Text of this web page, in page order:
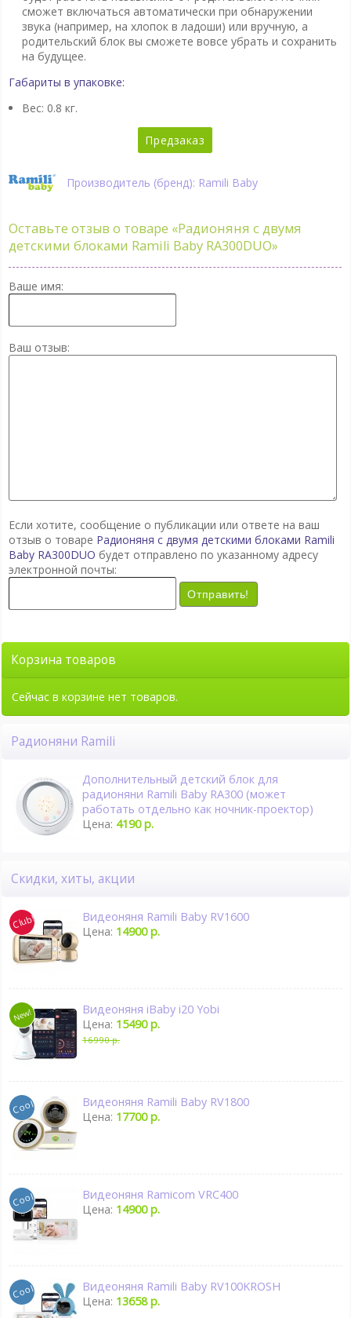
сможет включаться автоматически при обнаружении
звука (например, на хлопок в ладоши) или вручную, а
родительский блок вы сможете вовсе убрать и сохранить
на будущее.
Габариты в упаковке:
Вес: 0.8 кг.
Предзаказ
Производитель (бренд): Ramili Baby
Оставьте отзыв о товаре «Радионяня с двумя
детскими блоками Ramili Baby RA300DUO»
Ваше имя:
Ваш отзыв:
Если хотите, сообщение о публикации или ответе на ваш
отзыв о товаре Радионяня с двумя детскими блоками Ramili
Baby RA300DUO будет отправлено по указанному адресу
электронной почты:
Отправить!
Корзина товаров
Сейчас в корзине нет товаров.
Радионяни Ramili
Дополнительный детский блок для
радионяни Ramili Baby RA300 (может
работать отдельно как ночник-проектор)
Цена: 4190 р.
Скидки, хиты, акции
Видеоняня Ramili Baby RV1600
Цена: 14900 р.
Видеоняня iBaby i20 Yobi
Цена: 15490 р.
16990 р.
Видеоняня Ramili Baby RV1800
Цена: 17700 р.
Видеоняня Ramicom VRC400
Цена: 14900 р.
Видеоняня Ramili Baby RV100KROSH
Цена: 13658 р.